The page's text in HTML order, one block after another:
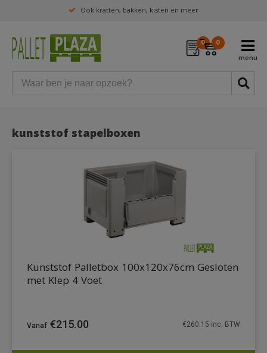
Ook kratten, bakken, kisten en meer
0 0
kunststof stapelboxen
Kunststof Palletbox 100x120x76cm Gesloten
met Klep 4 Voet
€215.00 €260.15 inc. BTW